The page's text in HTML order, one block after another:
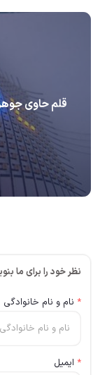
قلم حاوی جوهر
نظر خود را برای ما
* نام و نام خانوادگی
* ایمیل